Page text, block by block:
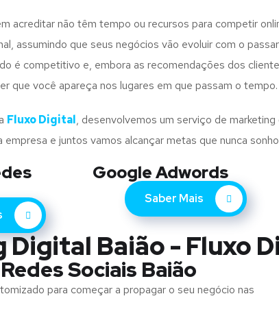
acreditar não têm tempo ou recursos para competir
assumindo que seus negócios vão evoluir com o
é competitivo e, embora as recomendações dos
que você apareça nos lugares em que passam o tempo.
Fluxo Digital, desenvolvemos um serviço de
empresa e juntos vamos alcançar metas que nunca
Google Adwords
Saber Mais
Digital Baião - Fluxo
Sociais Baião
para começar a propagar o seu negócio nas